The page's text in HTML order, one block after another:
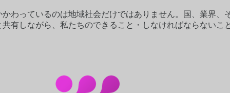
わっているのは地域社会だけではありません。国、業界、
有しながら、私たちのできること・しなければならないこ